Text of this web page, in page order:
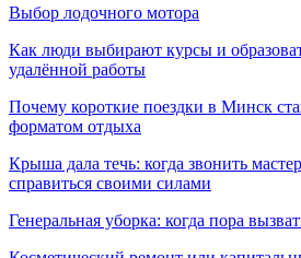
Выбор лодочного мотора
Как люди выбирают курсы и
удалённой работы
Почему короткие поездки в Минск
форматом отдыха
Крыша дала течь: когда звонить
справиться своими силами
Генеральная уборка: когда пора